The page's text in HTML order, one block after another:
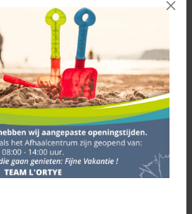
Tuinbank grijs of zwart
120x45x45 cm. ~
€ 415,00